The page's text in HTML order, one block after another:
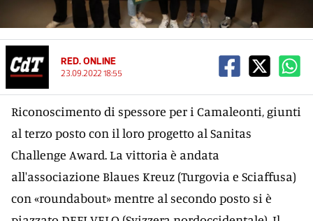
RED. ONLINE
23.09.2022 18:55
Riconoscimento di spessore per i Camaleonti, giunti
al terzo posto con il loro progetto al Sanitas
Challenge Award. La vittoria è andata
all'associazione Blaues Kreuz (Turgovia e Sciaffusa)
con «roundabout» mentre al secondo posto si è